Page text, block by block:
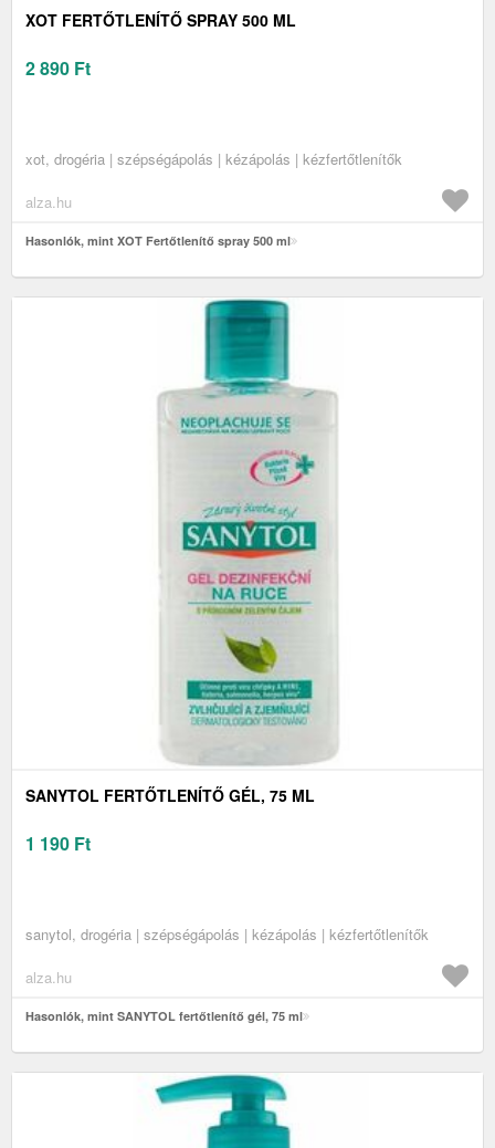
XOT FERTŐTLENÍTŐ SPRAY 500 ML
2 890 Ft
xot, drogéria | szépségápolás | kézápolás | kézfertőtlenítők
alza.hu
Hasonlók, mint XOT Fertőtlenítő spray 500 ml
SANYTOL FERTŐTLENÍTŐ GÉL, 75 ML
1 190 Ft
sanytol, drogéria | szépségápolás | kézápolás | kézfertőtlenítők
alza.hu
Hasonlók, mint SANYTOL fertőtlenítő gél, 75 ml